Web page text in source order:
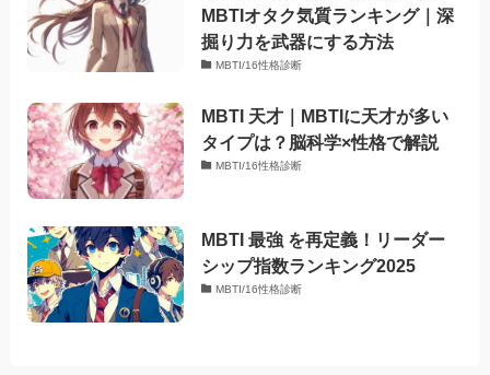
MBTIオタク気質ランキング｜深
掘り力を武器にする方法
MBTI/16性格診断
MBTI 天才｜MBTIに天才が多い
タイプは？脳科学×性格で解説
MBTI/16性格診断
MBTI 最強 を再定義！リーダー
シップ指数ランキング2025
MBTI/16性格診断